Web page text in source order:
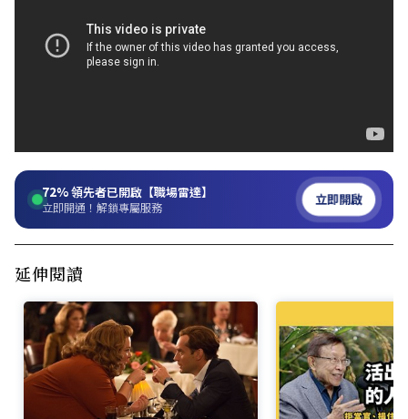
72%領先者已開啟【職場雷達】
立即開通！解鎖專屬服務 立即開啟
延伸閱讀